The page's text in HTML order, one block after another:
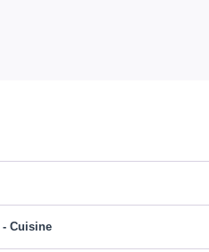
Cuisine